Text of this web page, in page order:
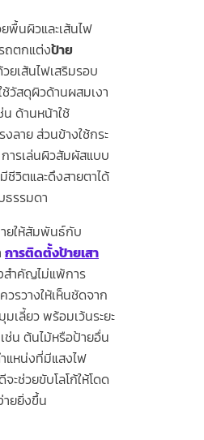
พื้นผิวและเส้นไฟ
ถตกแต่งป้าย
ยเส้นไฟเสริมรอบ
วัสดุผิวด้านผสมเงา
ด้านหน้าใช้
ลาย ส่วนข้างใช้กระ
ารเล่นผิวสัมผัสแบบ
ชีวิตและดึงสายตาได้
ธรรมดา
ยให้สัมพันธ์กับ
การติดตั้งป้ายเสา
สำคัญไม่แพ้การ
รวางให้เห็นชัดจาก
เลี้ยว พร้อมเว้นระยะ
ช่น ต้นไม้หรือป้ายอื่น
แหน่งที่มีแสงไฟ
ะช่วยขับโลโก้ให้โดด
ายยิ่งขึ้น